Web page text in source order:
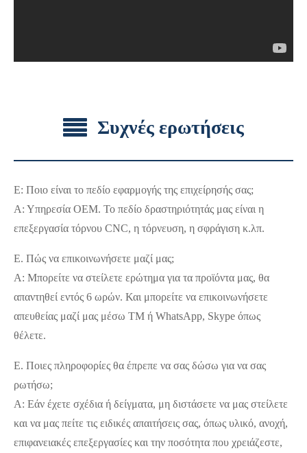
Συχνές ερωτήσεις
Ε: Ποιο είναι το πεδίο εφαρμογής της επιχείρησής σας;
Α: Υπηρεσία OEM. Το πεδίο δραστηριότητάς μας είναι η
επεξεργασία τόρνου CNC, η τόρνευση, η σφράγιση κ.λπ.
Ε. Πώς να επικοινωνήσετε μαζί μας;
Α: Μπορείτε να στείλετε ερώτημα για τα προϊόντα μας, θα
απαντηθεί εντός 6 ωρών. Και μπορείτε να επικοινωνήσετε
απευθείας μαζί μας μέσω TM ή WhatsApp, Skype όπως
θέλετε.
Ε. Ποιες πληροφορίες θα έπρεπε να σας δώσω για να σας
ρωτήσω;
Α: Εάν έχετε σχέδια ή δείγματα, μη διστάσετε να μας στείλετε
και να μας πείτε τις ειδικές απαιτήσεις σας, όπως υλικό, ανοχή,
επιφανειακές επεξεργασίες και την ποσότητα που χρειάζεστε,